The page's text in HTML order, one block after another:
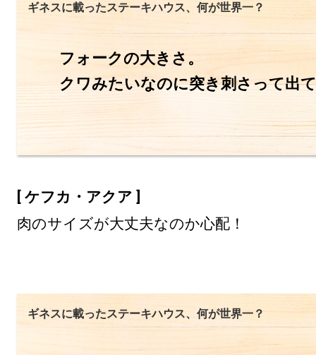
ギネスに載ったステーキハウス、何が世界一？
フォークの大きさ。
クワみたいなのに突き刺さって出
[ ケフカ・アクア ]
肉のサイズが大丈夫なのか心配！
ギネスに載ったステーキハウス、何が世界一？